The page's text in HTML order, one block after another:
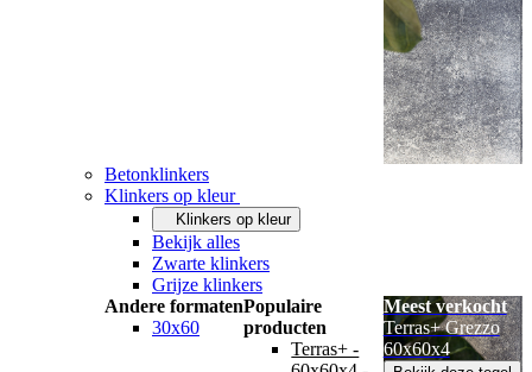
Betonklinkers
Klinkers op kleur
Klinkers op kleur
Bekijk alles
Zwarte klinkers
Grijze klinkers
Andere formaten
30x60
Populaire
producten
Terras+ -
Meest verkocht
Terras+ Grezzo
60x60x4